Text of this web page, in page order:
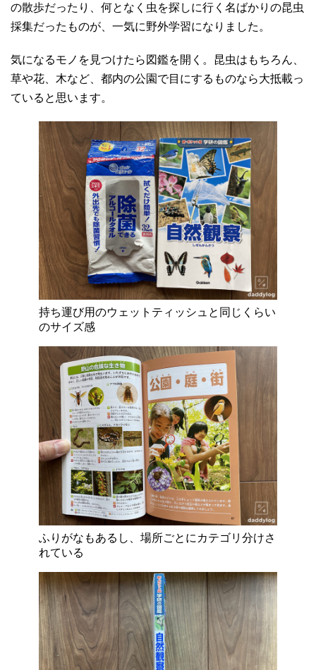
の散歩だったり、何となく虫を探しに行く名ばかりの昆虫
採集だったものが、一気に野外学習になりました。
気になるモノを見つけたら図鑑を開く。昆虫はもちろん、
草や花、木など、都内の公園で目にするものなら大抵載っ
ていると思います。
持ち運び用のウェットティッシュと同じくらい
のサイズ感
ふりがなもあるし、場所ごとにカテゴリ分けさ
れている